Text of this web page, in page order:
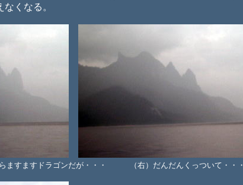
くなる。
らますますドラゴンだが・・・ （右）だんだんくっついて・・・